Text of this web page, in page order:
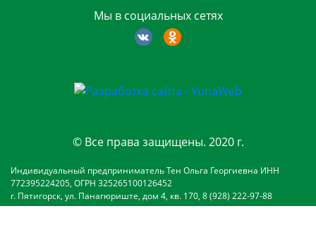
Мы в социальных сетях
© Все права защищены. 2020 г.
Индивидуальный предприниматель Тен Ольга Георгиевна ИНН
772395224205, ОГРН 325265100126452
г. Пятигорск, ул. Панагюриште, дом 4, кв. 170, 8 (928) 222-97-88